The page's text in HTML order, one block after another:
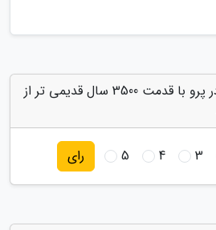
به "کشف آثار باستانی در پرو با قدمت 3500 سال قدیمی تر از
3
4
5 رای